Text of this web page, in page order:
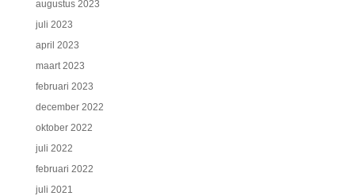
augustus 2023
juli 2023
april 2023
maart 2023
februari 2023
december 2022
oktober 2022
juli 2022
februari 2022
juli 2021